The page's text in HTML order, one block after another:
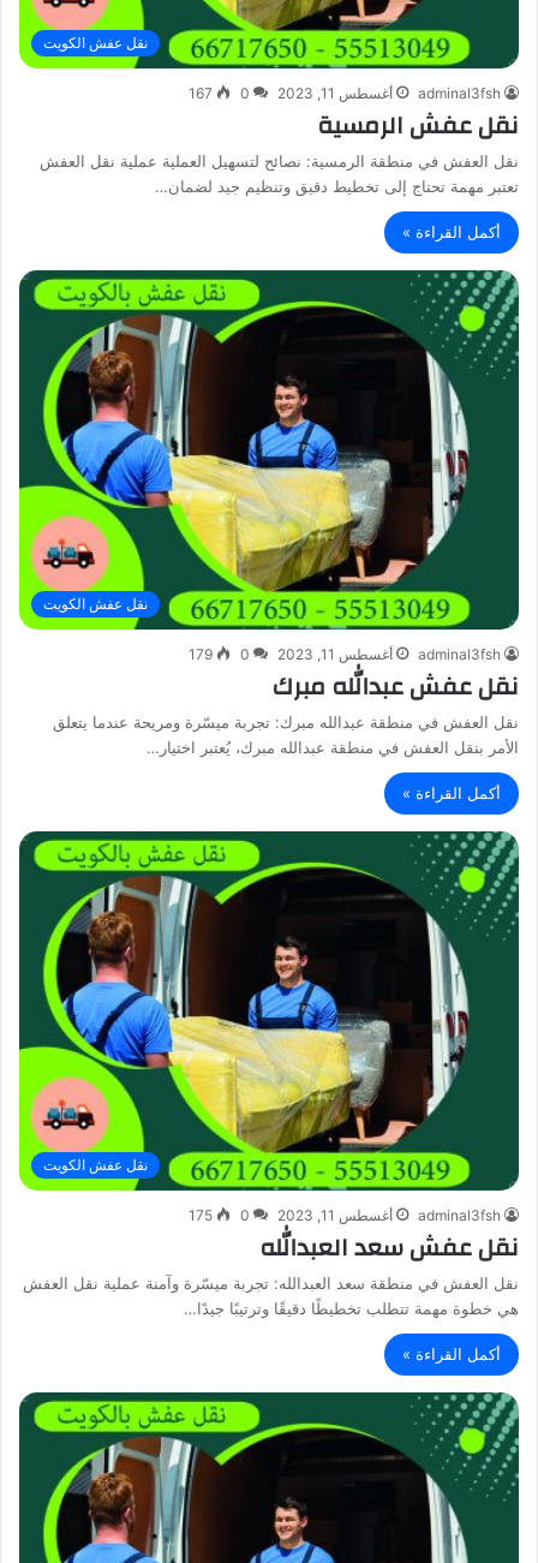
نقل عفش الكويت
adminal3fsh أغسطس 11, 2023 0
167
نقل عفش الرمسية
نقل العفش في منطقة الرمسية: نصائح لتسهيل العملية عملية نقل العفش
تعتبر مهمة تحتاج إلى تخطيط دقيق وتنظيم جيد لضمان…
أكمل القراءة »
نقل عفش الكويت
adminal3fsh أغسطس 11, 2023 0
179
نقل عفش عبدالله مبرك
نقل العفش في منطقة عبدالله مبرك: تجربة ميسّرة ومريحة عندما يتعلق
الأمر بنقل العفش في منطقة عبدالله مبرك، يُعتبر اختيار…
أكمل القراءة »
نقل عفش الكويت
adminal3fsh أغسطس 11, 2023 0
175
نقل عفش سعد العبدالله
نقل العفش في منطقة سعد العبدالله: تجربة ميسّرة وآمنة عملية نقل العفش
هي خطوة مهمة تتطلب تخطيطًا دقيقًا وترتيبًا جيدًا…
أكمل القراءة »